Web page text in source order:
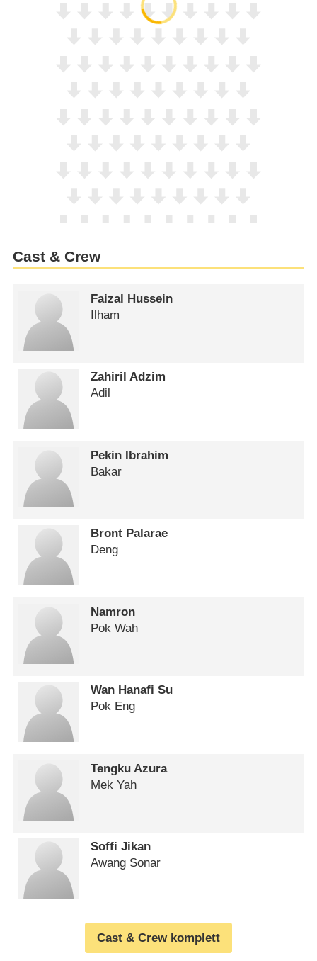
Cast & Crew
Faizal Hussein
Ilham
Zahiril Adzim
Adil
Pekin Ibrahim
Bakar
Bront Palarae
Deng
Namron
Pok Wah
Wan Hanafi Su
Pok Eng
Tengku Azura
Mek Yah
Soffi Jikan
Awang Sonar
Cast & Crew komplett